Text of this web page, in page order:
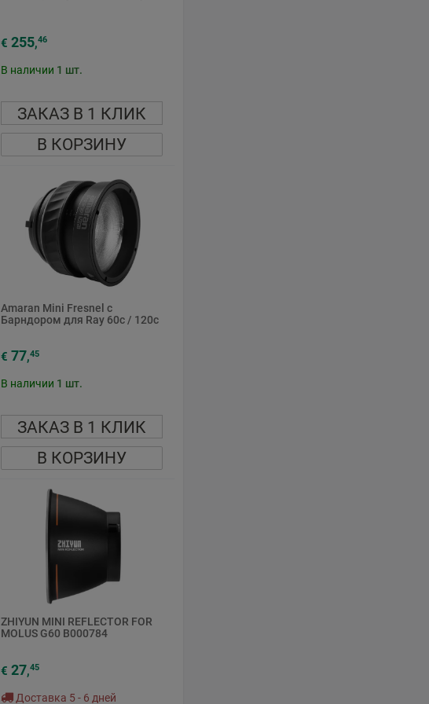
€ 255,46
В наличии 1 шт.
ЗАКАЗ В 1 КЛИК
В КОРЗИНУ
Amaran Mini Fresnel с
Барндором для Ray 60c / 120c
€ 77,45
В наличии 1 шт.
ЗАКАЗ В 1 КЛИК
В КОРЗИНУ
ZHIYUN MINI REFLECTOR FOR
MOLUS G60 B000784
€ 27,45
Доставка 5 - 6 дней